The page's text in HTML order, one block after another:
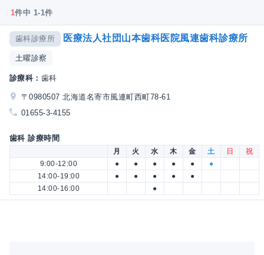
1件中 1-1件
歯科診療所 医療法人社団山本歯科医院風連歯科診療所
土曜診察
診療科： 歯科
〒0980507 北海道名寄市風連町西町78-61
01655-3-4155
歯科 診療時間
月 火 水 木 金 土 日
祝
9:00-12:00
● ● ● ● ●
●
14:00-19:00
● ● ● ●
●
14:00-16:00
●